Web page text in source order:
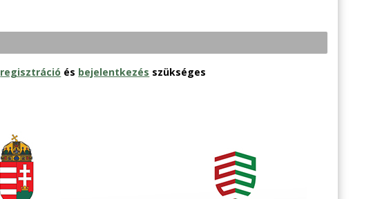
regisztráció és bejelentkezés szükséges